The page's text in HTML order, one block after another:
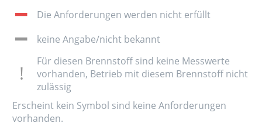
Die Anforderungen werden nicht erfüllt
keine Angabe/nicht bekannt
Für diesen Brennstoff sind keine Messwerte
vorhanden, Betrieb mit diesem Brennstoff nicht
zulässig
Erscheint kein Symbol sind keine Anforderungen
vorhanden.